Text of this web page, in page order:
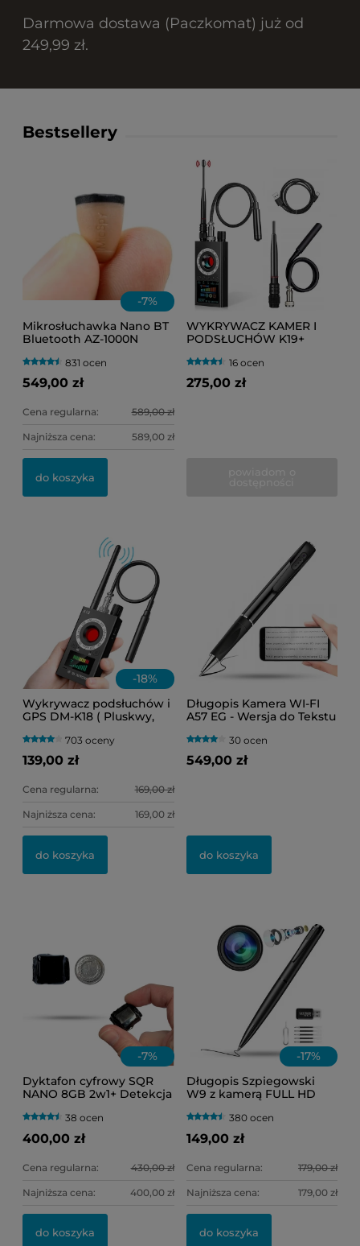
Darmowa dostawa (Paczkomat) już od
249,99 zł.
Bestsellery
-7%
Mikrosłuchawka Nano BT
Bluetooth AZ-1000N
831 ocen
549,00 zł
Cena regularna: 589,00 zł
Najniższa cena: 589,00 zł
do koszyka
WYKRYWACZ KAMER I
PODSŁUCHÓW K19+
FI, RF, IR)16 ocen
275,00 zł
-18%
Wykrywacz podsłuchów i
GPS DM-K18 ( Pluskwy,
WI-FI )
703 oceny
139,00 zł
Cena regularna: 169,00 zł
Najniższa cena: 169,00 zł
do koszyka
Długopis Kamera WI-FI
A57 EG - Wersja do Tekstu
30 ocen
549,00 zł
do koszyka
-7%
Dyktafon cyfrowy SQR
NANO 8GB 2w1+ Detekcja
Rozmiar)38 ocen
400,00 zł
Cena regularna: 430,00 zł
Najniższa cena: 400,00 zł
do koszyka
-17%
Długopis Szpiegowski
W9 z kamerą FULL HD
380 ocen
149,00 zł
Cena regularna: 179,00 zł
Najniższa cena: 179,00 zł
do koszyka